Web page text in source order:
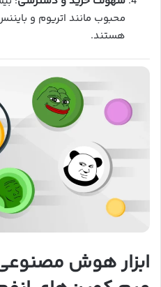
محبوب مانند اتریوم و
هستند.
ابزار هوش